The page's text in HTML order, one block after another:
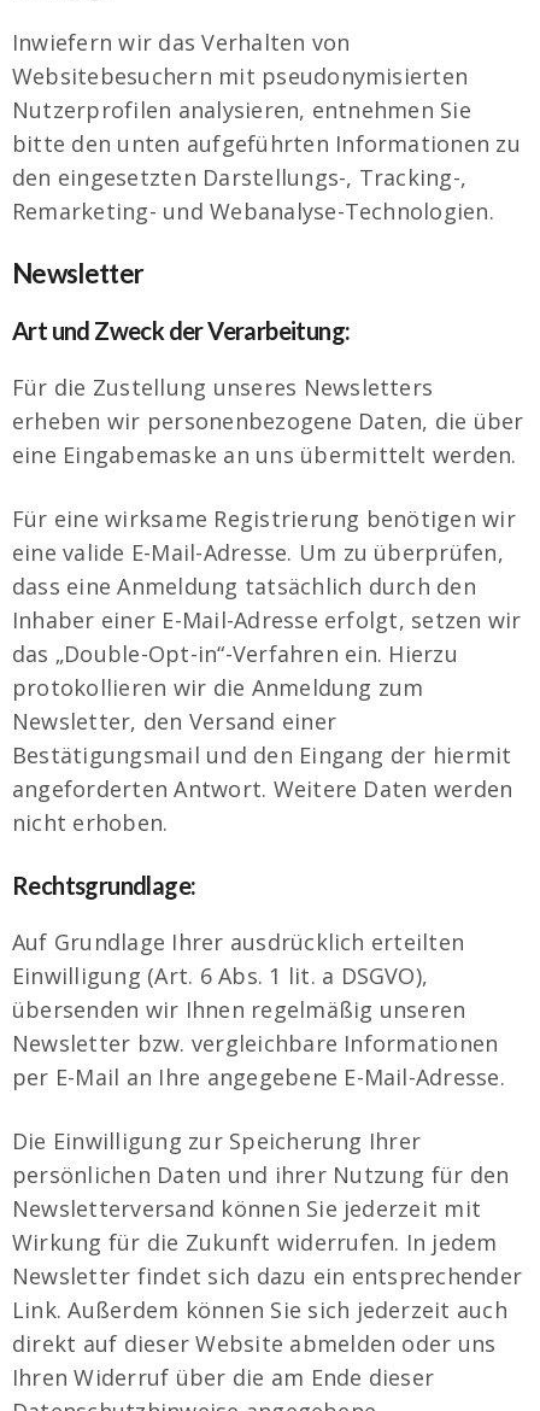
Inwiefern wir das Verhalten von
Websitebesuchern mit pseudonymisierten
Nutzerprofilen analysieren, entnehmen Sie
bitte den unten aufgeführten Informationen zu
den eingesetzten Darstellungs-, Tracking-,
Remarketing- und Webanalyse-Technologien.
Newsletter
Art und Zweck der Verarbeitung:
Für die Zustellung unseres Newsletters
erheben wir personenbezogene Daten, die über
eine Eingabemaske an uns übermittelt werden.
Für eine wirksame Registrierung benötigen wir
eine valide E-Mail-Adresse. Um zu überprüfen,
dass eine Anmeldung tatsächlich durch den
Inhaber einer E-Mail-Adresse erfolgt, setzen wir
das „Double-Opt-in“-Verfahren ein. Hierzu
protokollieren wir die Anmeldung zum
Newsletter, den Versand einer
Bestätigungsmail und den Eingang der hiermit
angeforderten Antwort. Weitere Daten werden
nicht erhoben.
Rechtsgrundlage:
Auf Grundlage Ihrer ausdrücklich erteilten
Einwilligung (Art. 6 Abs. 1 lit. a DSGVO),
übersenden wir Ihnen regelmäßig unseren
Newsletter bzw. vergleichbare Informationen
per E-Mail an Ihre angegebene E-Mail-Adresse.
Die Einwilligung zur Speicherung Ihrer
persönlichen Daten und ihrer Nutzung für den
Newsletterversand können Sie jederzeit mit
Wirkung für die Zukunft widerrufen. In jedem
Newsletter findet sich dazu ein entsprechender
Link. Außerdem können Sie sich jederzeit auch
direkt auf dieser Website abmelden oder uns
Ihren Widerruf über die am Ende dieser